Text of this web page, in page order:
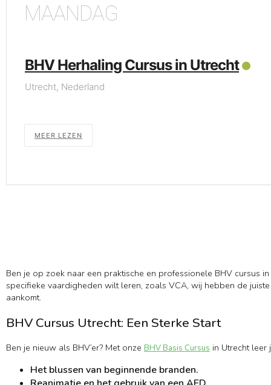
MAANDAG
BHV Herhaling Cursus in Utrecht
Utrecht, Nederland
MEER LEZEN
Ben je op zoek naar een praktische en professionele BHV cursus
specifieke vaardigheden wilt leren, zoals VCA, wij hebben de
aankomt.
BHV Cursus Utrecht: Een Sterke Start
Ben je nieuw als BHV’er? Met onze BHV Basis Cursus in Utrecht
Het blussen van beginnende branden.